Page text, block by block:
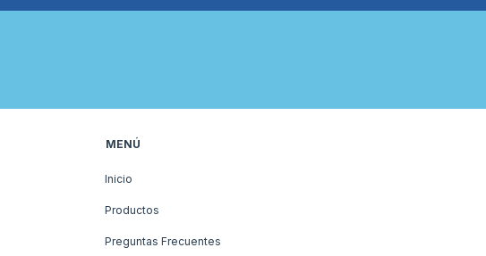
MENÚ
Inicio
Productos
Preguntas Frecuentes